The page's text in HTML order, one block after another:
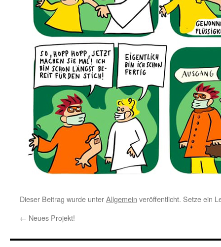
Dieser Beitrag wurde unterAllgemein veröffentlicht. Setze ein
← Neues Projekt!